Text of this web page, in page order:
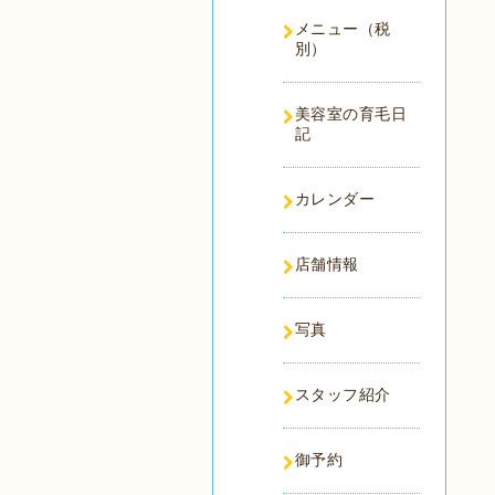
メニュー（税
別）
美容室の育毛日
記
カレンダー
店舗情報
写真
スタッフ紹介
御予約